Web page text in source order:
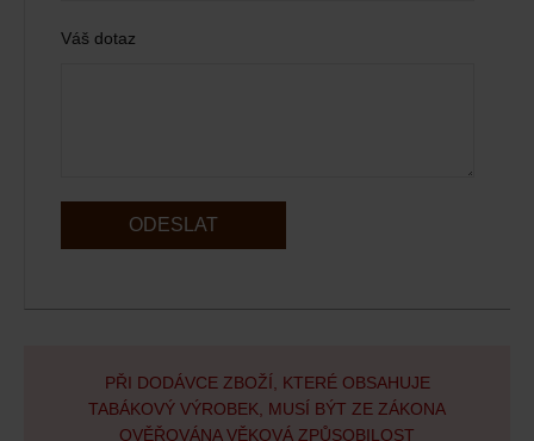
Váš dotaz
ODESLAT
PŘI DODÁVCE ZBOŽÍ, KTERÉ OBSAHUJE
TABÁKOVÝ VÝROBEK, MUSÍ BÝT ZE ZÁKONA
OVĚŘOVÁNA VĚKOVÁ ZPŮSOBILOST